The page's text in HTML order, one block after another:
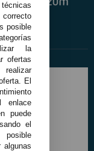
posible
la
ofertas
realizar
El
enlace
puede
el
algunas